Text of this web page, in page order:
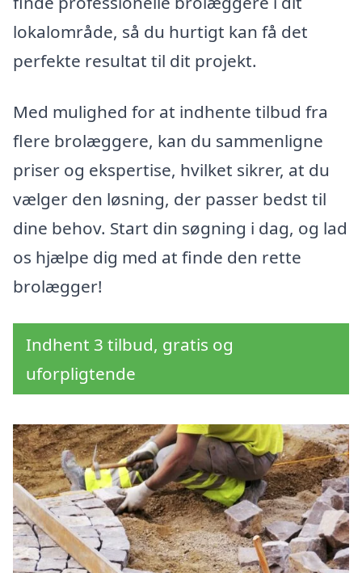
lokalområde, så du hurtigt kan få det
perfekte resultat til dit projekt.
Med mulighed for at indhente tilbud fra
flere brolæggere, kan du sammenligne
priser og ekspertise, hvilket sikrer, at du
vælger den løsning, der passer bedst til
dine behov. Start din søgning i dag, og lad
os hjælpe dig med at finde den rette
brolægger!
Indhent 3 tilbud, gratis og
uforpligtende